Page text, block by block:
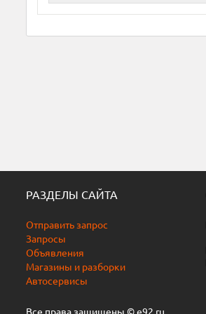
РАЗДЕЛЫ САЙТА
Отправить запрос
Запросы
Объявления
Магазины и разборки
Автосервисы
Все права защищены © e92.ru